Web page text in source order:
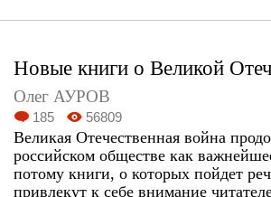
Новые книги о Великой
Олег АУРОВ
185 56809
Великая Отечественная война
российском обществе как
потому книги, о которых пойдет
привлекут к себе внимание